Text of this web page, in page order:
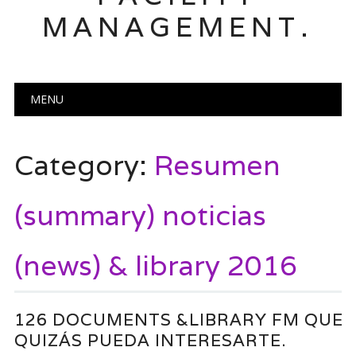
MANAGEMENT.
Main menu
MENU
Category: Resumen
(summary) noticias
(news) & library 2016
126 DOCUMENTS &LIBRARY FM QUE
QUIZÁS PUEDA INTERESARTE.